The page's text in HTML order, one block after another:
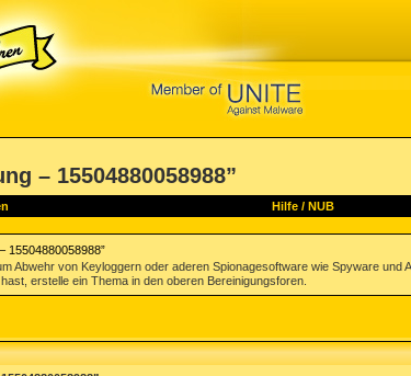
– 15504880058988”
Hilfe/ NUB
15504880058988”
von Keyloggern oder aderen Spionagesoftware wie Spyware
erstelle ein Thema in den oberen Bereinigungsforen.